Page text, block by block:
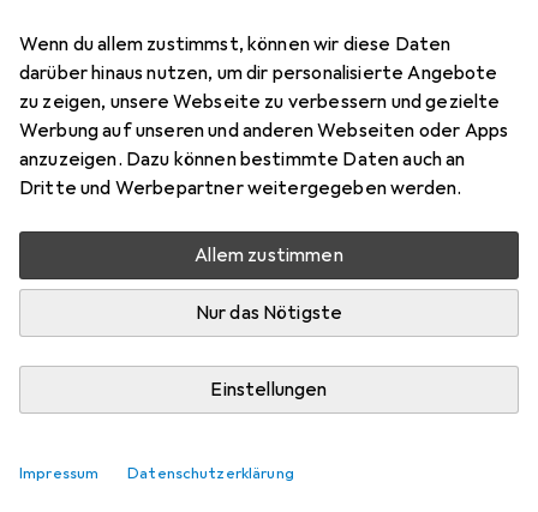
Wenn du allem zustimmst, können wir diese Daten
darüber hinaus nutzen, um dir personalisierte Angebote
zu zeigen, unsere Webseite zu verbessern und gezielte
Werbung auf unseren und anderen Webseiten oder Apps
anzuzeigen. Dazu können bestimmte Daten auch an
Dritte und Werbepartner weitergegeben werden.
Allem zustimmen
Nur das Nötigste
Einstellungen
Impressum Datenschutzerklärung
5
Bewertungen
Aktuell nicht lieferbar
Benachrichtigen, wenn lieferbar
Vergleichen Merken